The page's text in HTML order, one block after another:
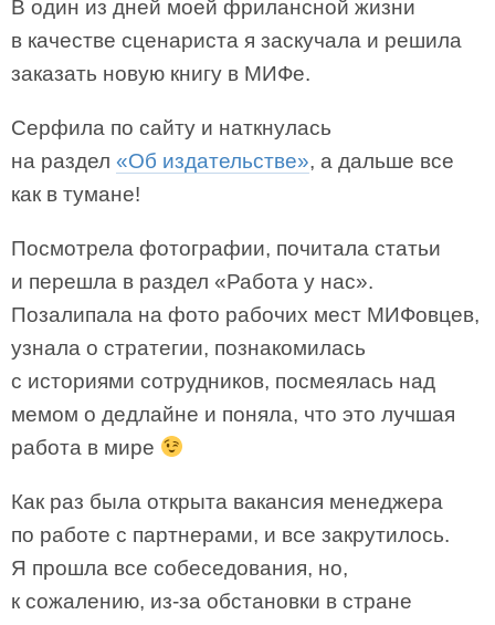
В один из дней моей фрилансной жизни
в качестве сценариста я заскучала и решила
заказать новую книгу в МИФе.
Серфила по сайту и наткнулась
на раздел «Об издательстве», а дальше все
как в тумане!
Посмотрела фотографии, почитала статьи
и перешла в раздел «Работа у нас».
Позалипала на фото рабочих мест МИФовцев,
узнала о стратегии, познакомилась
с историями сотрудников, посмеялась над
мемом о дедлайне и поняла, что это лучшая
работа в мире
Как раз была открыта вакансия менеджера
по работе с партнерами, и все закрутилось.
Я прошла все собеседования, но,
к сожалению, из-за обстановки в стране